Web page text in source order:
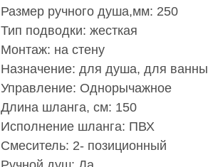
Размер ручного душа,мм: 250
Тип подводки: жесткая
Монтаж: на стену
Назначение: для душа, для ванны
Управление: Однорычажное
Длина шланга, см: 150
Исполнение шланга: ПВХ
Смеситель: 2- позиционный